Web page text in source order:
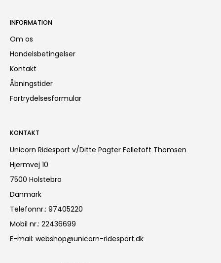
INFORMATION
Om os
Handelsbetingelser
Kontakt
Åbningstider
Fortrydelsesformular
KONTAKT
Unicorn Ridesport v/Ditte Pagter Felletoft Thomsen
Hjermvej 10
7500 Holstebro
Danmark
Telefonnr.: 97405220
Mobil nr.: 22436699
E-mail: webshop@unicorn-ridesport.dk